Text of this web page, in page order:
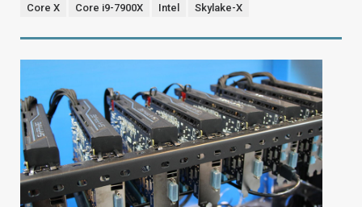
Core X Core i9-7900X Intel Skylake-X